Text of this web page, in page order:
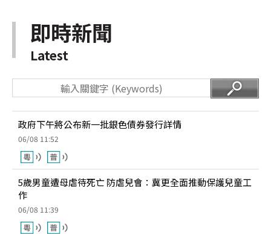
即時新聞
Latest
政府下午將公布新一批銀色債券發行詳情
06/08 11:52
5歲男童遭母虐待死亡 防虐兒會：冀更全面推動保護兒童工
作
06/08 11:39